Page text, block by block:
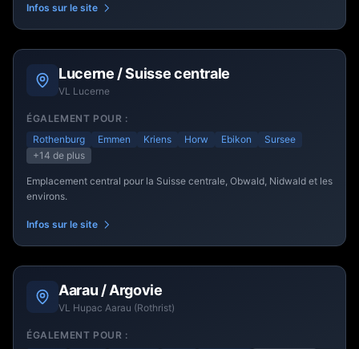
Infos sur le site
Lucerne / Suisse centrale
VL Lucerne
ÉGALEMENT POUR :
Rothenburg
Emmen Kriens Horw Ebikon
Sursee
+14 de plus
Emplacement central pour la Suisse centrale, Obwald, Nidwald et les
environs.
Infos sur le site
Aarau / Argovie
VL Hupac Aarau (Rothrist)
ÉGALEMENT POUR :